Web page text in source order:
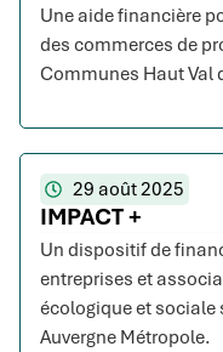
Une aide financière
des commerces de
Communes Haut Val
29 août 2025
IMPACT +
Un dispositif de
entreprises et
écologique et sociale
Auvergne Métropole.